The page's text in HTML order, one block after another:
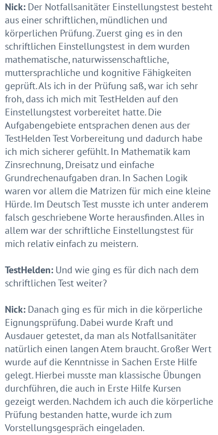
Nick: Der Notfallsanitäter Einstellungstest besteht
aus einer schriftlichen, mündlichen und
körperlichen Prüfung. Zuerst ging es in den
schriftlichen Einstellungstest in dem wurden
mathematische, naturwissenschaftliche,
muttersprachliche und kognitive Fähigkeiten
geprüft. Als ich in der Prüfung saß, war ich sehr
froh, dass ich mich mit TestHelden auf den
Einstellungstest vorbereitet hatte. Die
Aufgabengebiete entsprachen denen aus der
TestHelden Test Vorbereitung und dadurch habe
ich mich sicherer gefühlt. In Mathematik kam
Zinsrechnung, Dreisatz und einfache
Grundrechenaufgaben dran. In Sachen Logik
waren vor allem die Matrizen für mich eine kleine
Hürde. Im Deutsch Test musste ich unter anderem
falsch geschriebene Worte herausfinden. Alles in
allem war der schriftliche Einstellungstest für
mich relativ einfach zu meistern.
TestHelden: Und wie ging es für dich nach dem
schriftlichen Test weiter?
Nick: Danach ging es für mich in die körperliche
Eignungsprüfung. Dabei wurde Kraft und
Ausdauer getestet, da man als Notfallsanitäter
natürlich einen langen Atem braucht. Großer Wert
wurde auf die Kenntnisse in Sachen Erste Hilfe
gelegt. Hierbei musste man klassische Übungen
durchführen, die auch in Erste Hilfe Kursen
gezeigt werden. Nachdem ich auch die körperliche
Prüfung bestanden hatte, wurde ich zum
Vorstellungsgespräch eingeladen.